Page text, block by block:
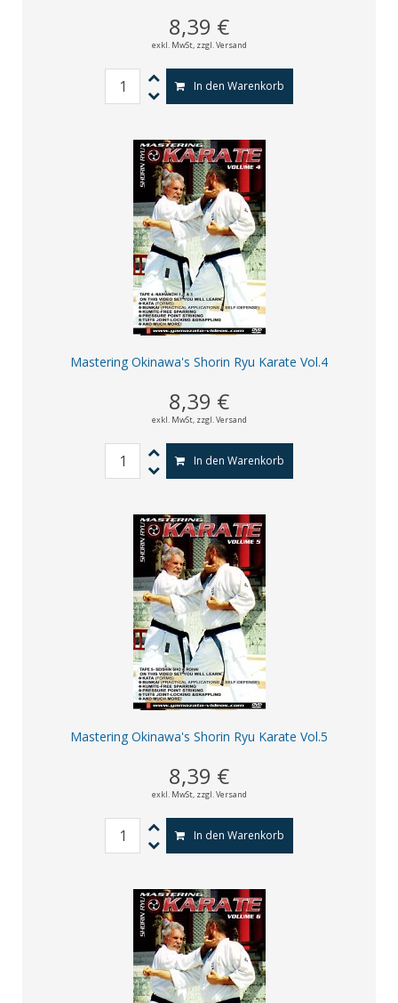
8,39 €
exkl. MwSt, zzgl. Versand
In den Warenkorb
Mastering Okinawa's Shorin Ryu Karate Vol.4
8,39 €
exkl. MwSt, zzgl. Versand
In den Warenkorb
Mastering Okinawa's Shorin Ryu Karate Vol.5
8,39 €
exkl. MwSt, zzgl. Versand
In den Warenkorb